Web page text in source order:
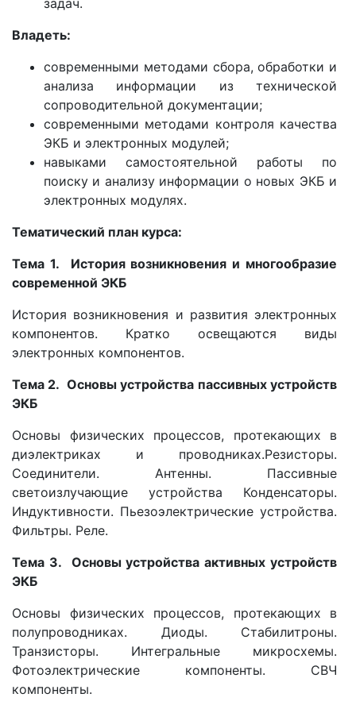
Владеть:
современными методами сбора, обработки и
анализа информации из технической
сопроводительной документации;
современными методами контроля качества
ЭКБ и электронных модулей;
навыками самостоятельной работы по
поиску и анализу информации о новых ЭКБ и
электронных модулях.
Тематический план курса:
Тема 1. История возникновения и многообразие
современной ЭКБ
История возникновения и развития электронных
компонентов. Кратко освещаются виды
электронных компонентов.
Тема 2. Основы устройства пассивных устройств
ЭКБ
Основы физических процессов, протекающих в
диэлектриках и проводниках.Резисторы.
Соединители. Антенны. Пассивные
светоизлучающие устройства Конденсаторы.
Индуктивности. Пьезоэлектрические устройства.
Фильтры. Реле.
Тема 3. Основы устройства активных устройств
ЭКБ
Основы физических процессов, протекающих в
полупроводниках. Диоды. Стабилитроны.
Транзисторы. Интегральные микросхемы.
Фотоэлектрические компоненты. СВЧ
компоненты.